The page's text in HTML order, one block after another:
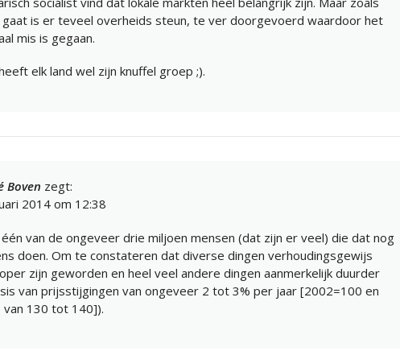
gaat is er teveel overheids steun, te ver doorgevoerd waardoor het
mis is gegaan.
elk land wel zijn knuffel groep ;).
Boven zegt:
2014 om 12:38
van de ongeveer drie miljoen mensen (dat zijn er veel) die dat nog
doen. Om te constateren dat diverse dingen verhoudingsgewijs
zijn geworden en heel veel andere dingen aanmerkelijk duurder
van prijsstijgingen van ongeveer 2 tot 3% per jaar [2002=100 en
van 130 tot 140]).